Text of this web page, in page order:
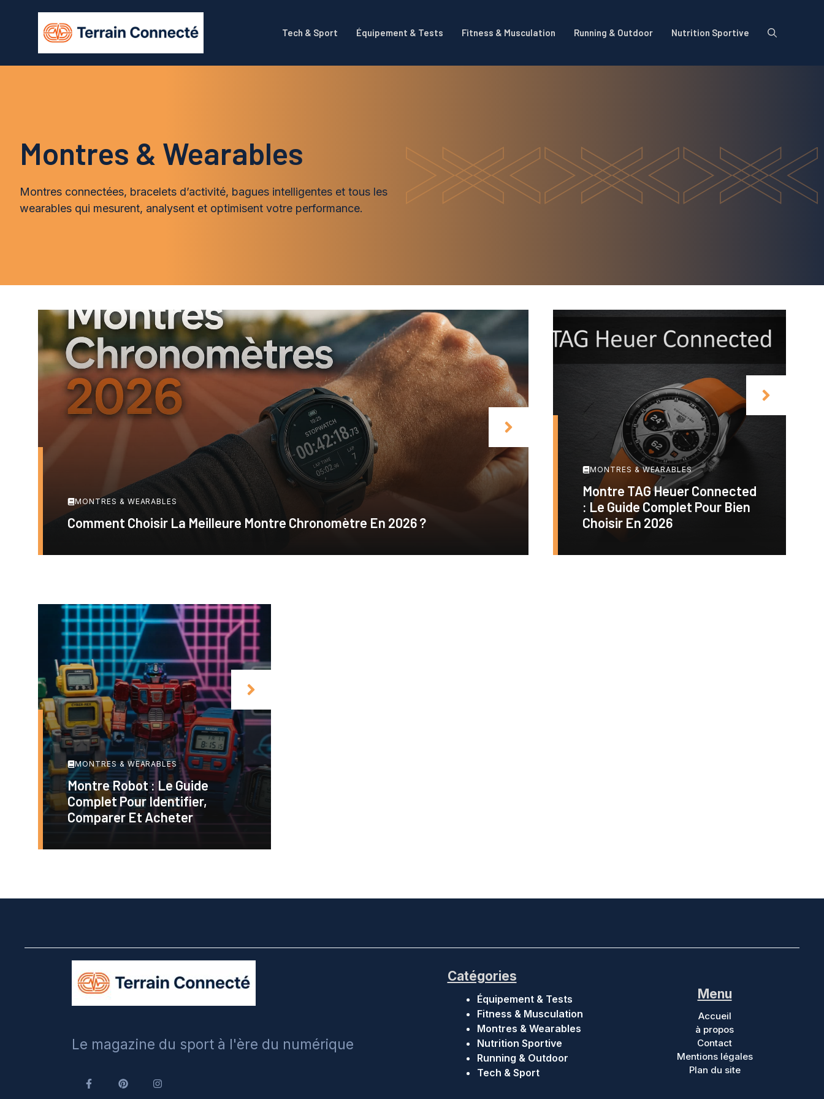
Tech & Sport Équipement & Tests Fitness & Musculation Running & Outdoor Nutrition Sportive
Montres & Wearables
Montres connectées, bracelets d’activité, bagues intelligentes et tous les
wearables qui mesurent, analysent et optimisent votre performance.
MONTRES & WEARABLES
Comment Choisir La Meilleure Montre Chronomètre En 2026 ?
MONTRES & WEARABLES
Montre TAG Heuer Connected
: Le Guide Complet Pour Bien
Choisir En 2026
MONTRES & WEARABLES
Montre Robot : Le Guide
Complet Pour Identifier,
Comparer Et Acheter
Le magazine du sport à l'ère du numérique
Catégories
Équipement & Tests
Fitness & Musculation
Montres & Wearables
Nutrition Sportive
Running & Outdoor
Tech & Sport
Menu
Accueil
à propos
Contact
Mentions légales
Plan du site